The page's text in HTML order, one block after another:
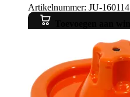
Artikelnummer: JU-160114